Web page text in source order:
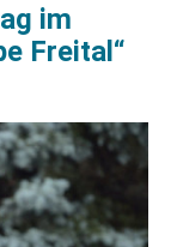
im
Freital“